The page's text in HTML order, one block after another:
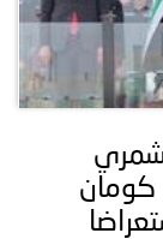
كومان